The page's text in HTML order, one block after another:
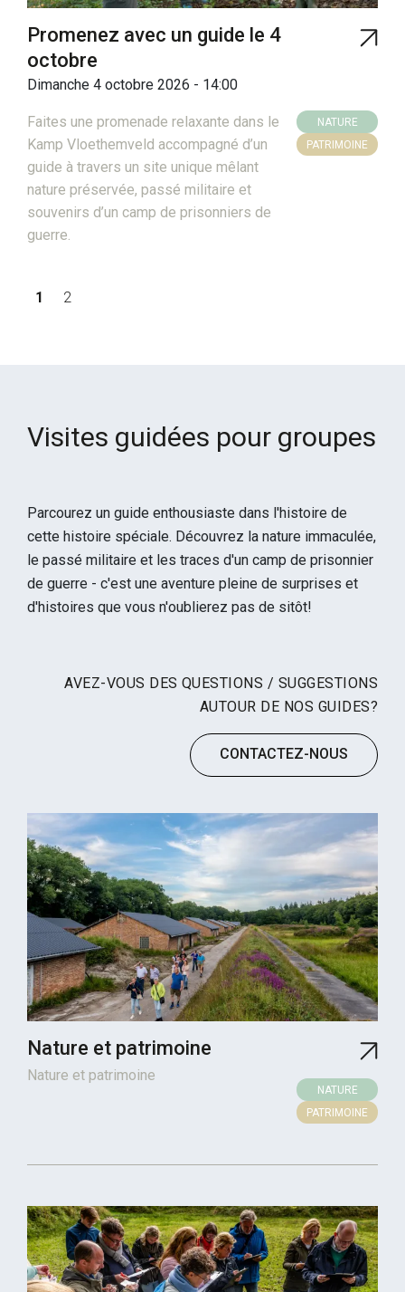
Promenez avec un guide le 4
octobre
Dimanche 4 octobre 2026 - 14:00
Faites une promenade relaxante dans le
Kamp Vloethemveld accompagné d’un
guide à travers un site unique mêlant
nature préservée, passé militaire et
souvenirs d’un camp de prisonniers de
guerre.
NATURE
PATRIMOINE
Pagination
courante
1 Page
2
Visites guidées pour groupes
Parcourez un guide enthousiaste dans l'histoire de
cette histoire spéciale. Découvrez la nature immaculée,
le passé militaire et les traces d'un camp de prisonnier
de guerre - c'est une aventure pleine de surprises et
d'histoires que vous n'oublierez pas de sitôt!
AVEZ-VOUS DES QUESTIONS / SUGGESTIONS
AUTOUR DE NOS GUIDES?
CONTACTEZ-NOUS
Nature et patrimoine
Nature et patrimoine
NATURE
PATRIMOINE